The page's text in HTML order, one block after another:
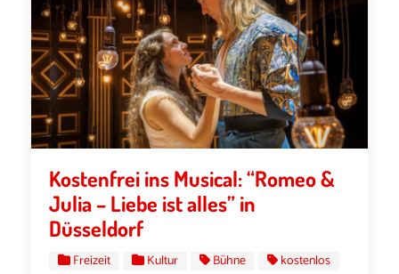
Kostenfrei ins Musical: “Romeo &
Julia – Liebe ist alles” in
Düsseldorf
Freizeit Kultur Bühne
kostenlos